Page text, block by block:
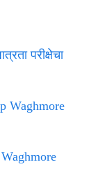
परीक्षेचा
Waghmore